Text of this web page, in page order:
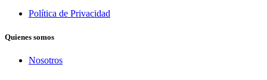
Política de Privacidad
Quienes somos
Nosotros